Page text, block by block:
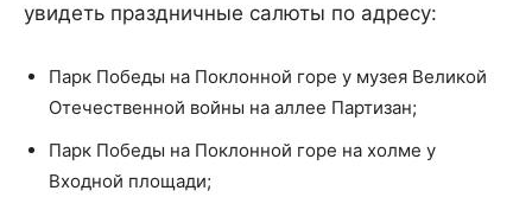
увидеть праздничные салюты по адресу:
Парк Победы на Поклонной горе у музея Великой
Отечественной войны на аллее Партизан;
Парк Победы на Поклонной горе на холме у
Входной площади;